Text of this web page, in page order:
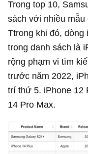
Trong top 10,
sách với nhiều mẫu
Ttrong khi đó, dòng
trong danh sách là
rộng phạm vi tìm
trước năm 2022,
trí thứ 5. iPhone 12
14 Pro Max.